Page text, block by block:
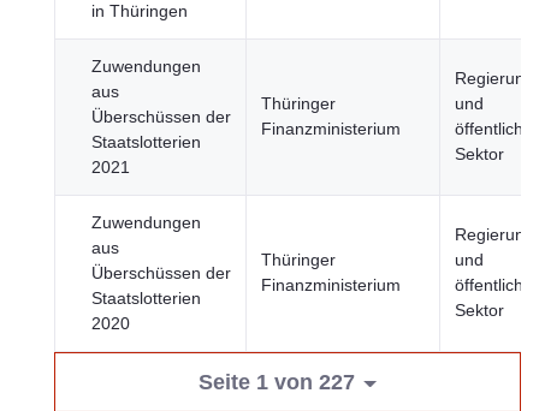
in Thüringen
Zuwendungen
aus
Überschüssen der
Staatslotterien
2021
Thüringer
Finanzministerium
Regierung
und
öffentlicher
Sektor
Zuwendungen
aus
Überschüssen der
Staatslotterien
2020
Thüringer
Finanzministerium
Regierung
und
öffentlicher
Sektor
Seite 1 von 227